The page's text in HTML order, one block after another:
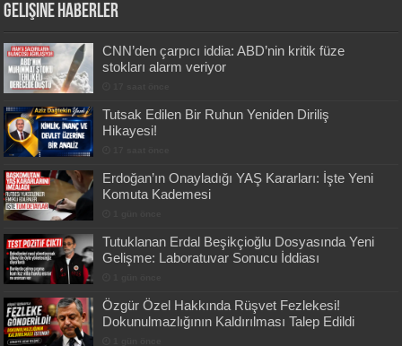
Gelişine Haberler
CNN’den çarpıcı iddia: ABD’nin kritik füze
stokları alarm veriyor
Tutsak Edilen Bir Ruhun Yeniden Diriliş
Hikayesi!
Erdoğan’ın Onayladığı YAŞ Kararları: İşte Yeni
Komuta Kademesi
Tutuklanan Erdal Beşikçioğlu Dosyasında Yeni
Gelişme: Laboratuvar Sonucu İddiası
Özgür Özel Hakkında Rüşvet Fezlekesi!
Dokunulmazlığının Kaldırılması Talep Edildi